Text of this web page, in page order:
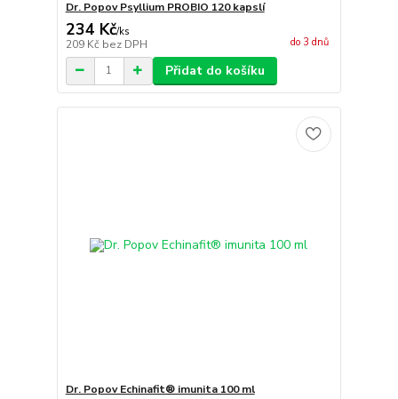
Dr. Popov Psyllium PROBIO 120 kapslí
234 Kč/ks
209 Kč bez DPH do 3 dnů
Přidat do košíku
Dr. Popov Echinafit® imunita 100 ml